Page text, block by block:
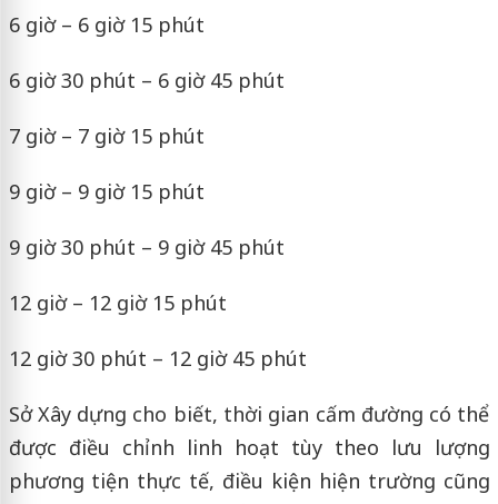
6 giờ – 6 giờ 15 phút
6 giờ 30 phút – 6 giờ 45 phút
7 giờ – 7 giờ 15 phút
9 giờ – 9 giờ 15 phút
9 giờ 30 phút – 9 giờ 45 phút
12 giờ – 12 giờ 15 phút
12 giờ 30 phút – 12 giờ 45 phút
Sở Xây dựng cho biết, thời gian cấm đường có thể
được điều chỉnh linh hoạt tùy theo lưu lượng
phương tiện thực tế, điều kiện hiện trường cũng